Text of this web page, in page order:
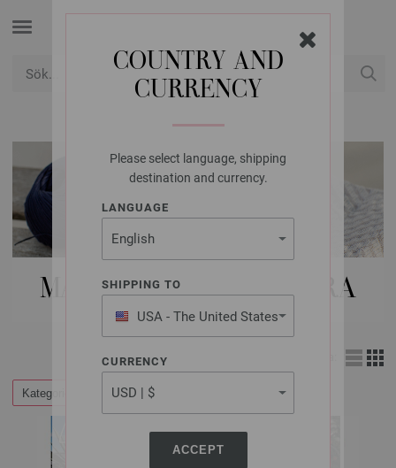
COUNTRY AND
CURRENCY
Please select language, shipping
destination and currency.
LANGUAGE
SHIPPING TO
USA - The United States
of America
CURRENCY
ACCEPT
MAGAZINE | LINEA PURA
Kategorier